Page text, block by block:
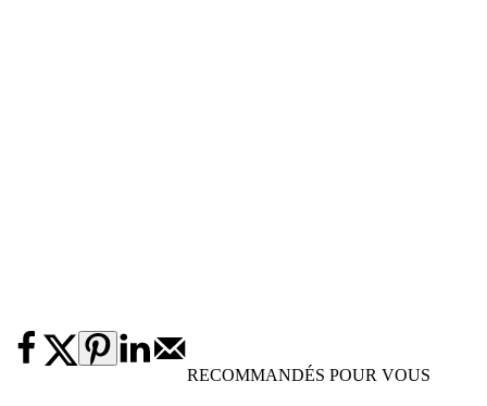
RECOMMANDÉS POUR VOUS